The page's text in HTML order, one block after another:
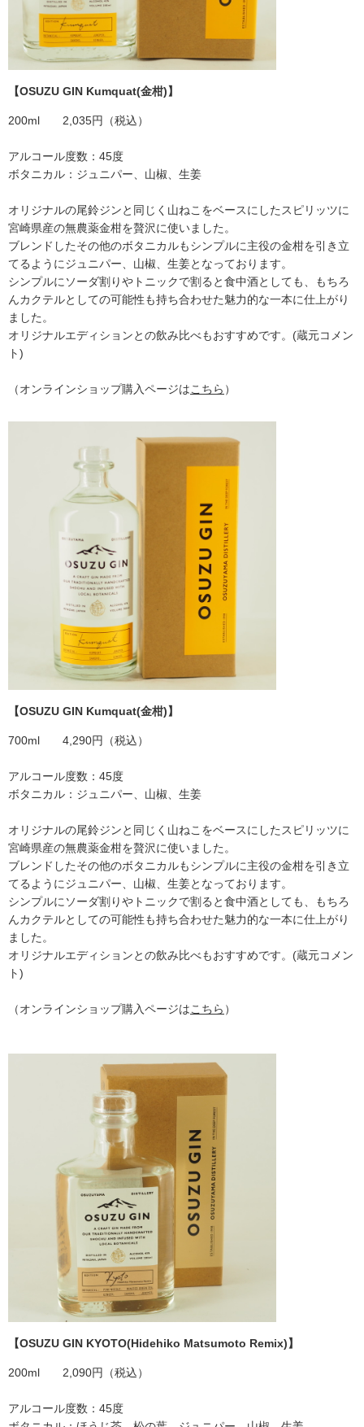
【OSUZU GIN Kumquat(金柑)】
200ml 2,035円（税込）
アルコール度数：45度
ボタニカル：ジュニパー、山椒、生姜
オリジナルの尾鈴ジンと同じく山ねこをベースにしたスピリッツに
宮崎県産の無農薬金柑を贅沢に使いました。
ブレンドしたその他のボタニカルもシンプルに主役の金柑を引き立
てるようにジュニパー、山椒、生姜となっております。
シンプルにソーダ割りやトニックで割ると食中酒としても、もちろ
んカクテルとしての可能性も持ち合わせた魅力的な一本に仕上がり
ました。
オリジナルエディションとの飲み比べもおすすめです。(蔵元コメン
ト)
（オンラインショップ購入ページはこちら ）
【OSUZU GIN Kumquat(金柑)】
700ml 4,290円（税込）
アルコール度数：45度
ボタニカル：ジュニパー、山椒、生姜
オリジナルの尾鈴ジンと同じく山ねこをベースにしたスピリッツに
宮崎県産の無農薬金柑を贅沢に使いました。
ブレンドしたその他のボタニカルもシンプルに主役の金柑を引き立
てるようにジュニパー、山椒、生姜となっております。
シンプルにソーダ割りやトニックで割ると食中酒としても、もちろ
んカクテルとしての可能性も持ち合わせた魅力的な一本に仕上がり
ました。
オリジナルエディションとの飲み比べもおすすめです。(蔵元コメン
ト)
（オンラインショップ購入ページはこちら ）
【OSUZU GIN KYOTO(Hidehiko Matsumoto Remix)】
200ml 2,090円（税込）
アルコール度数：45度